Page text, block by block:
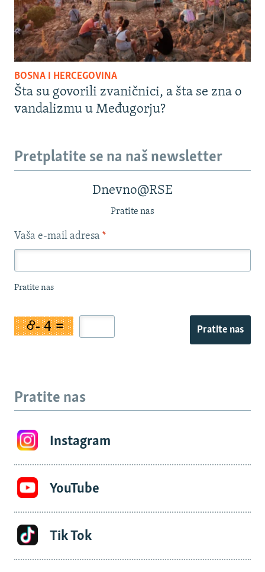
BOSNA I HERCEGOVINA
Šta su govorili zvaničnici, a šta se zna o
vandalizmu u Međugorju?
Pretplatite se na naš newsletter
Dnevno@RSE
Pratite nas
Vaša e-mail adresa *
Pratite nas
Pratite nas
Pratite nas
Instagram
YouTube
Tik Tok